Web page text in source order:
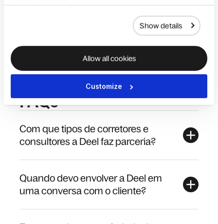
Show details
Allow all cookies
Customize
entidades e muito mais, tudo em um só
FAQs
Com que tipos de corretores e
consultores a Deel faz parceria?
Quando devo envolver a Deel em
uma conversa com o cliente?